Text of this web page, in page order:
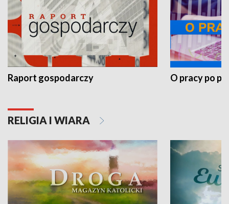
Raport gospodarczy O pracy po
RELIGIA I WIARA